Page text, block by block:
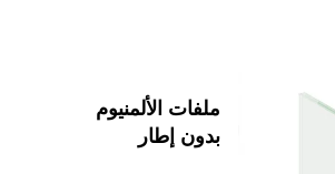
ملفات الألمنيوم
بدون إطار